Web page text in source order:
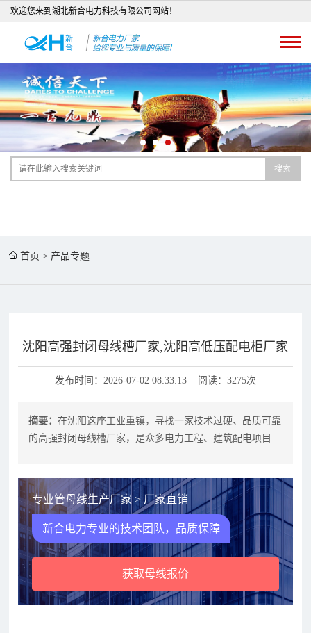
欢迎您来到湖北新合电力科技有限公司网站！
搜索
首页 > 产品专题
沈阳高强封闭母线槽厂家,沈阳高低压配电柜厂家
发布时间：2026-07-02 08:33:13 阅读：3275次
摘要：在沈阳这座工业重镇，寻找一家技术过硬、品质可靠
的高强封闭母线槽厂家，是众多电力工程、建筑配电项目中
专业管母线生产厂家 > 厂家直销
新合电力专业的技术团队，品质保障
获取母线报价